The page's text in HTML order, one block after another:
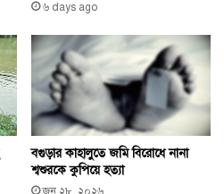
৬ days ago
বগুড়ার কাহালুতে জমি বিরোধে নানা
শ্বশুরকে কুপিয়ে হত্যা
জুন ২৮, ২০২৬